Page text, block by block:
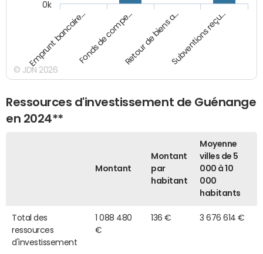
Emprunt bancaire…Fonds de compe…Retour de biens a…Subventions reçu…
0k
© JDN 2026
Ressources d'investissement de Guénange
en 2024**
Montant
Montant
par
habitant
Moyenne
villes de 5
000 à 10
000
habitants
Total des
ressources
d'investissement
1 088 480
€
136 € 3 676 614 €